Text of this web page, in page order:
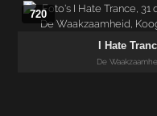
720
I Hate
De